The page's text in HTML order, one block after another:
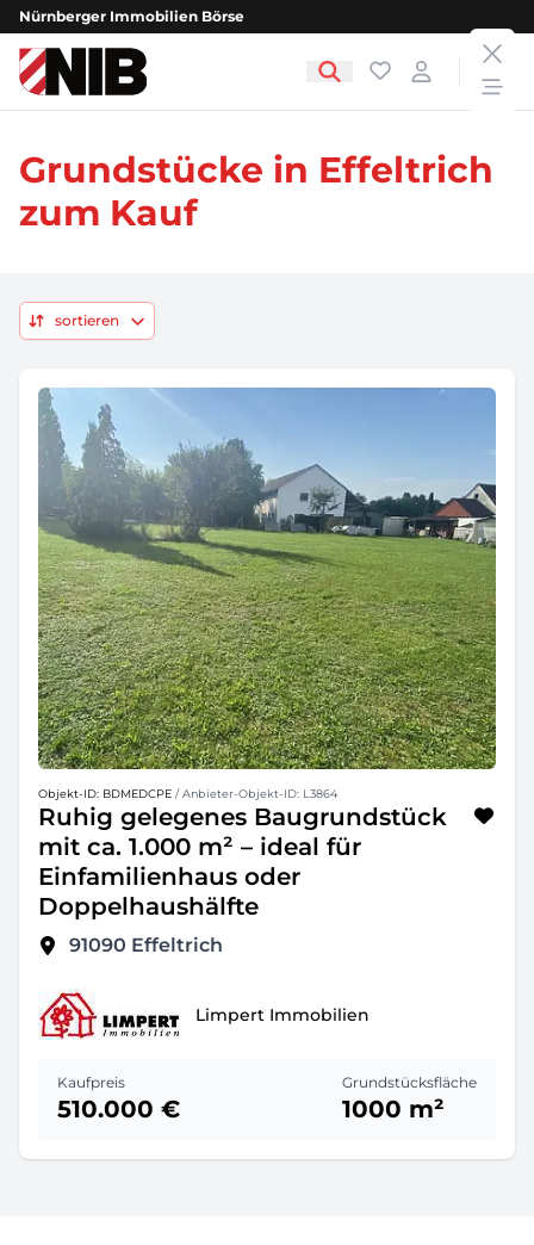
Nürnberger Immobilien Börse
NIB - Nürnberger Immobilien Börse Favoriten
Login
Grundstücke in Effeltrich
zum Kauf
sortieren
Objekt-ID: BDMEDCPE / Anbieter-Objekt-ID: L3864
Ruhig gelegenes Baugrundstück
mit ca. 1.000 m² – ideal für
Einfamilienhaus oder
Doppelhaushälfte
91090 Effeltrich
Limpert Immobilien
Kaufpreis
510.000 €
Grundstücksfläche
1000 m²